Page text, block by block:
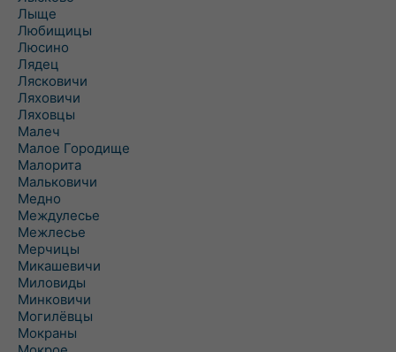
Лыще
Любищицы
Люсино
Лядец
Лясковичи
Ляховичи
Ляховцы
Малеч
Малое Городище
Малорита
Мальковичи
Медно
Междулесье
Межлесье
Мерчицы
Микашевичи
Миловиды
Минковичи
Могилёвцы
Мокраны